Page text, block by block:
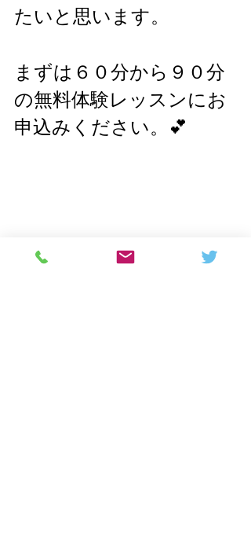
たいと思います。
まずは６０分から９０分
の無料体験レッスンにお
申込みください。💕